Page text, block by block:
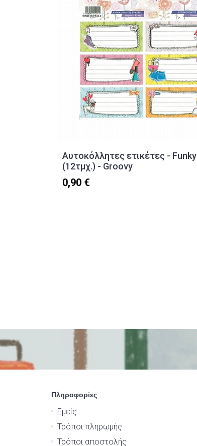
Αυτοκόλλητες ετικέτες - Funky
(12τμχ.) - Groovy
0,90 €
Πληροφορίες
Εμείς
Τρόποι πληρωμής
Τρόποι αποστολής